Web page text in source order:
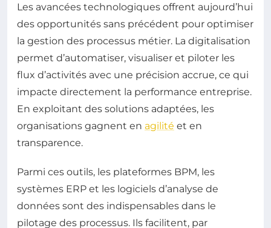
Les avancées technologiques offrent aujourd’hui
des opportunités sans précédent pour optimiser
la gestion des processus métier. La digitalisation
permet d’automatiser, visualiser et piloter les
flux d’activités avec une précision accrue, ce qui
impacte directement la performance entreprise.
En exploitant des solutions adaptées, les
organisations gagnent en agilité et en
transparence.
Parmi ces outils, les plateformes BPM, les
systèmes ERP et les logiciels d’analyse de
données sont des indispensables dans le
pilotage des processus. Ils facilitent, par